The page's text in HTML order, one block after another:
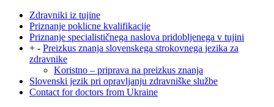
Zdravniki iz tujine
Priznanje poklicne kvalifikacije
Priznanje specialističnega naslova pridobljenega v tujini
+ - Preizkus znanja slovenskega strokovnega jezika za
zdravnike
Koristno – priprava na preizkus znanja
Slovenski jezik pri opravljanju zdravniške službe
Contact for doctors from Ukraine